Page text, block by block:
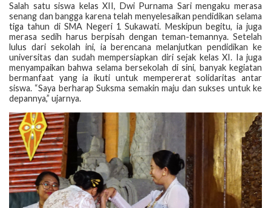
‎Salah satu siswa kelas XII, Dwi Purnama Sari mengaku merasa
senang dan bangga karena telah menyelesaikan pendidikan selama
tiga tahun di SMA Negeri 1 Sukawati. Meskipun begitu, ia juga
merasa sedih harus berpisah dengan teman-temannya. Setelah
lulus dari sekolah ini, ia berencana melanjutkan pendidikan ke
universitas dan sudah mempersiapkan diri sejak kelas XI. Ia juga
menyampaikan bahwa selama bersekolah di sini, banyak kegiatan
bermanfaat yang ia ikuti untuk mempererat solidaritas antar
siswa. “Saya berharap Suksma semakin maju dan sukses untuk ke
depannya,” ujarnya.